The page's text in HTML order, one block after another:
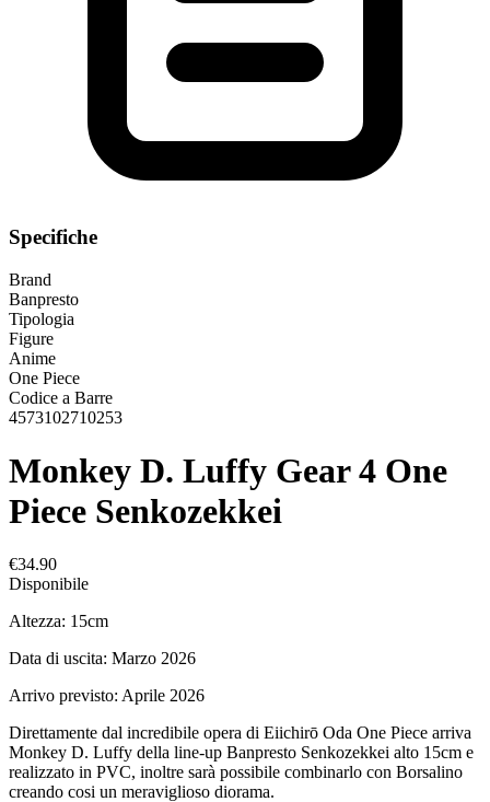
Specifiche
Brand
Banpresto
Tipologia
Figure
Anime
One Piece
Codice a Barre
4573102710253
Monkey D. Luffy Gear 4 One
Piece Senkozekkei
€34.90
Disponibile
Altezza: 15cm
Data di uscita: Marzo 2026
Arrivo previsto: Aprile 2026
Direttamente dal incredibile opera di Eiichirō Oda One Piece arriva
Monkey D. Luffy della line-up Banpresto Senkozekkei alto 15cm e
realizzato in PVC, inoltre sarà possibile combinarlo con Borsalino
creando cosi un meraviglioso diorama.